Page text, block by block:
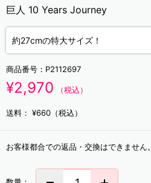
巨人 10 Years Journey
約27cmの特大サイズ！
商品番号： P2112697
¥2,970 （税込）
送料： ¥660（税込）
お客様都合での返品・交換はできません。